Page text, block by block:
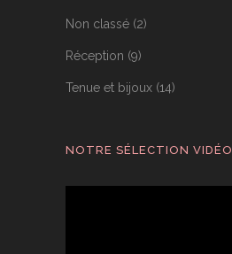
Non classé (2)
Réception (9)
Tenue et bijoux (14)
NOTRE SÉLECTION VIDÉO